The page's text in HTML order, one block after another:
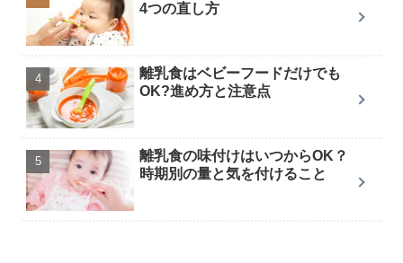
4つの直し方
離乳食はベビーフードだけでも
OK?進め方と注意点
離乳食の味付けはいつからOK？
時期別の量と気を付けること